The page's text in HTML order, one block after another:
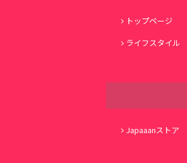
トップページ
ライフスタイル
Japaaanストア